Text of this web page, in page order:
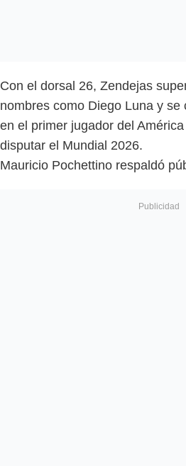
Con el dorsal 26, Zendejas
nombres como Diego Luna y se
en el primer jugador del
disputar el Mundial 2026.
Mauricio Pochettino respaldó